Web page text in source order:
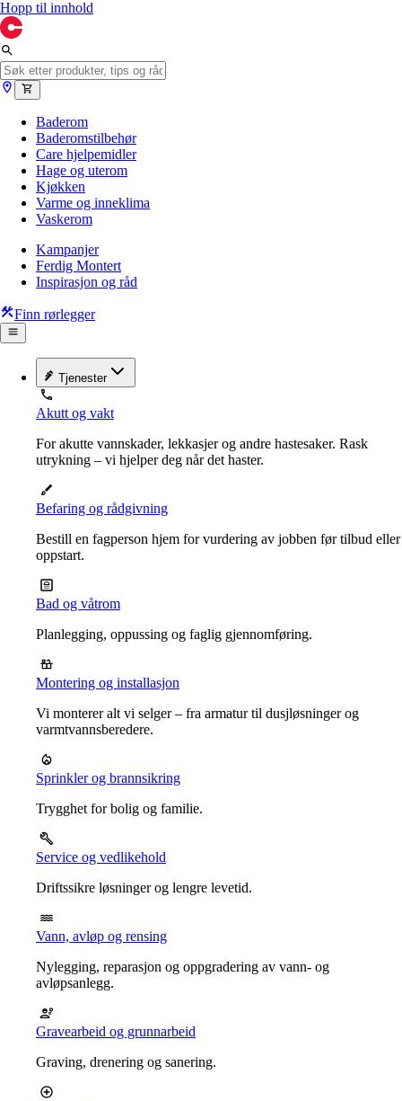
Hopp til innhold
Baderom
Baderomstilbehør
Care hjelpemidler
Hage og uterom
Kjøkken
Varme og inneklima
Vaskerom
Kampanjer
Ferdig Montert
Inspirasjon og råd
Finn rørlegger
Tjenester
Akutt og vakt
For akutte vannskader, lekkasjer og andre hastesaker. Rask
utrykning – vi hjelper deg når det haster.
Befaring og rådgivning
Bestill en fagperson hjem for vurdering av jobben før tilbud eller
oppstart.
Bad og våtrom
Planlegging, oppussing og faglig gjennomføring.
Montering og installasjon
Vi monterer alt vi selger – fra armatur til dusjløsninger og
varmtvannsberedere.
Sprinkler og brannsikring
Trygghet for bolig og familie.
Service og vedlikehold
Driftssikre løsninger og lengre levetid.
Vann, avløp og rensing
Nylegging, reparasjon og oppgradering av vann- og
avløpsanlegg.
Gravearbeid og grunnarbeid
Graving, drenering og sanering.